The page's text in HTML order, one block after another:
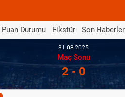
Puan Durumu Fikstür Son Haberler
31.08.2025
Maç Sonu
2 - 0